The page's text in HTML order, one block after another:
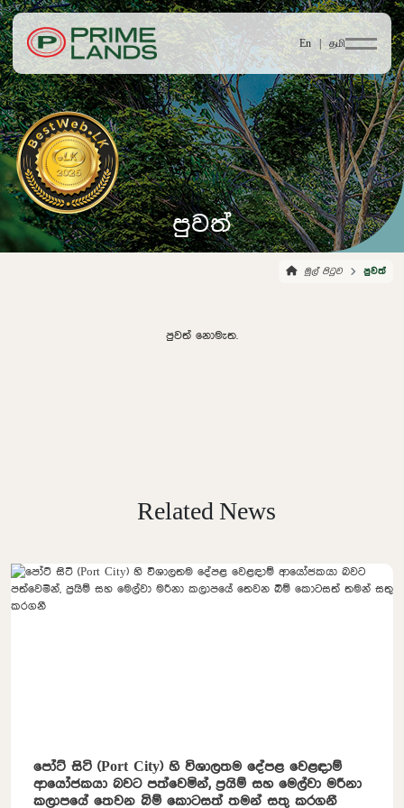
En | தமி
පුවත්
මුල් පිටුව පුවත්
පුවත් නොමැත.
Related News
පෝට් සිටි (Port City) හි විශාලතම දේපළ වෙළඳාම්
ආයෝජකයා බවට පත්වෙමින්, ප්‍රයිම් සහ මෙල්වා මරීනා
කලාපයේ තෙවන බිම් කොටසත් තමන් සතු කරගනී